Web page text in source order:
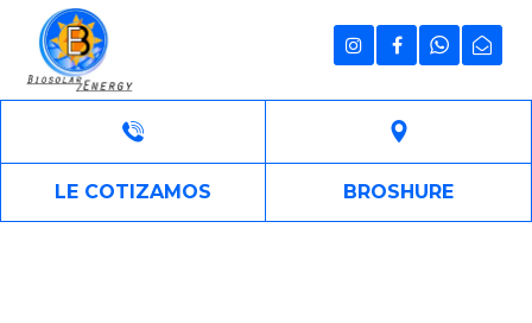
LE COTIZAMOS BROSHURE